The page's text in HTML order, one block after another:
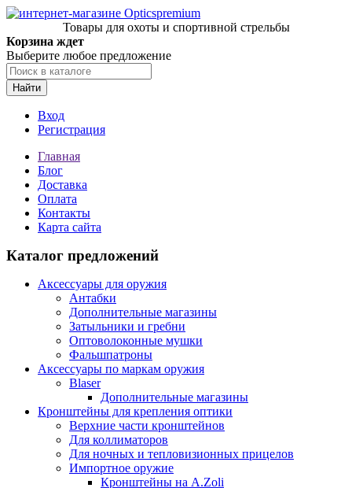
Товары для охоты и спортивной стрельбы
Корзина ждет
Выберите любое предложение
Найти
Вход
Регистрация
Главная
Блог
Доставка
Оплата
Контакты
Карта сайта
Каталог предложений
Аксессуары для оружия
Антабки
Дополнительные магазины
Затыльники и гребни
Оптоволоконные мушки
Фальшпатроны
Аксессуары по маркам оружия
Blaser
Дополнительные магазины
Кронштейны для крепления оптики
Верхние части кронштейнов
Для коллиматоров
Для ночных и тепловизионных прицелов
Импортное оружие
Кронштейны на A.Zoli